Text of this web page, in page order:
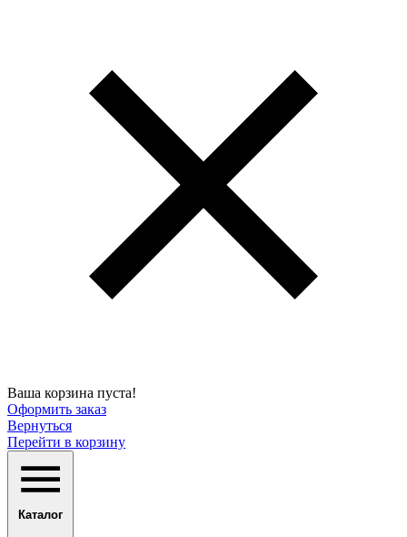
Ваша корзина пуста!
Оформить заказ
Вернуться
Перейти в корзину
Каталог